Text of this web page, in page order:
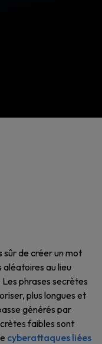
sûr de créer un mot
aléatoires au lieu
phrases secrètes
plus longues et
générés par
faibles sont
cyberattaques liées